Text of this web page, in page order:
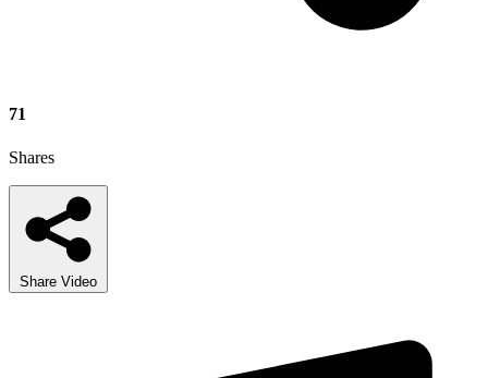
71
Shares
Share Video